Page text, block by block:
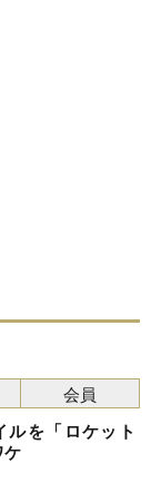
を「ロケット
会員